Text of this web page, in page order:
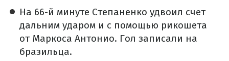
На 66-й минуте Степаненко удвоил счет
дальним ударом и с помощью рикошета
от Маркоса Антонио. Гол записали на
бразильца.